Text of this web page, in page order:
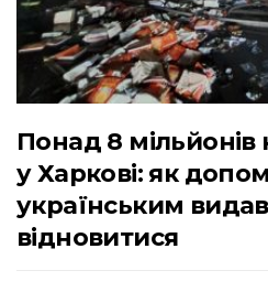
Понад 8 мільйонів
у Харкові: як
українським
відновитися